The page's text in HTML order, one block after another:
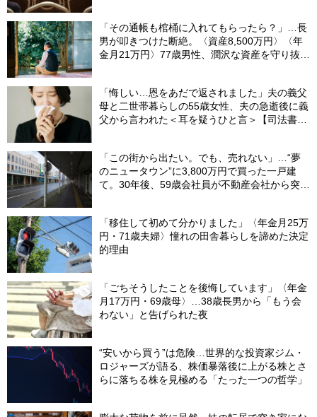
「その通帳も棺桶に入れてもらったら？」…長
男が叩きつけた断絶。〈資産8,500万円〉〈年
金月21万円〉77歳男性、潤沢な資産を守り抜い
「悔しい…恩をあだで返されました」夫の義父
母と二世帯暮らしの55歳女性、夫の急逝後に義
父から言われた＜耳を疑うひと言＞【司法書士
「この街から出たい。でも、売れない」…“夢
のニュータウン”に3,800万円で買った一戸建
て。30年後、59歳会社員が不動産会社から突き
「移住して初めて分かりました」〈年金月25万
円・71歳夫婦〉憧れの田舎暮らしを諦めた決定
的理由
「ごちそうしたことを後悔しています」〈年金
月17万円・69歳母〉…38歳長男から「もう会
わない」と告げられた夜
“安いから買う”は危険…世界的な投資家ジム・
ロジャーズが語る、株価暴落後に上がる株とさ
らに落ちる株を見極める「たった一つの哲学」